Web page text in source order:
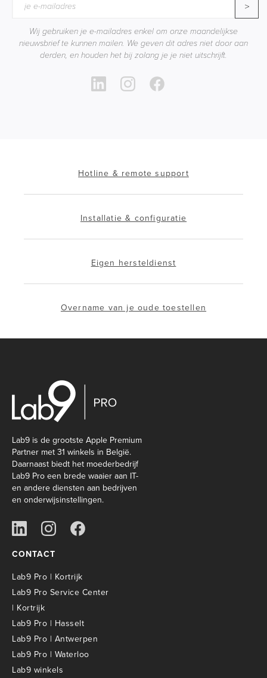
>
Wij gebruiken je e-mailadres enkel om onze maandelijkse
nieuwsbrief te kunnen mailen. We geven dit adres niet door aan
derden, en houden het bij zolang je je niet uitschrijft.
Hotline & remote support
Installatie & configuratie
Eigen hersteldienst
Overname van je oude toestellen
Lab9 is de grootste Apple Premium
Partner met 31 winkels in België.
Daarnaast biedt het moederbedrijf
Lab9 Pro een brede waaier aan IT-
en andere diensten aan bedrijven
en onderwijsinstellingen.
CONTACT
Lab9 Pro | Kortrijk
Lab9 Pro Service Center
| Kortrijk
Lab9 Pro | Hasselt
Lab9 Pro | Antwerpen
Lab9 Pro | Waterloo
Lab9 winkels